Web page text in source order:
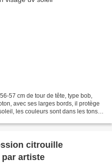
57 cm de tour de tête, type bob,
avec ses larges bords, il protège
les couleurs sont dans les tons
citrouille
par artiste